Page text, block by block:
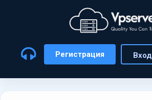
Регистрация Вход